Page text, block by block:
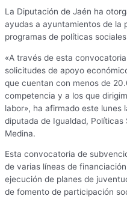
La Diputación de Jaén ha
ayudas a ayuntamientos de la
programas de políticas
«A través de esta
solicitudes de apoyo
que cuentan con menos de
competencia y a los que
labor», ha afirmado este lunes
diputada de Igualdad,
Medina.
Esta convocatoria de
de varias líneas de
ejecución de planes de
de fomento de participación